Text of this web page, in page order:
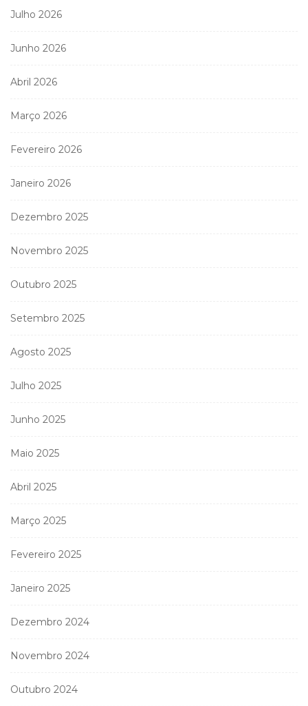
Julho 2026
Junho 2026
Abril 2026
Março 2026
Fevereiro 2026
Janeiro 2026
Dezembro 2025
Novembro 2025
Outubro 2025
Setembro 2025
Agosto 2025
Julho 2025
Junho 2025
Maio 2025
Abril 2025
Março 2025
Fevereiro 2025
Janeiro 2025
Dezembro 2024
Novembro 2024
Outubro 2024